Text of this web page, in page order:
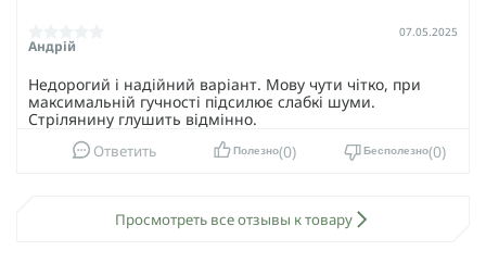
Андрій
07.05.2025
Недорогий і надійний варіант. Мову чути чітко, при
максимальній гучності підсилює слабкі шуми.
Стрілянину глушить відмінно.
Ответить Полезно 0 Бесполезно 0
Просмотреть все отзывы к товару